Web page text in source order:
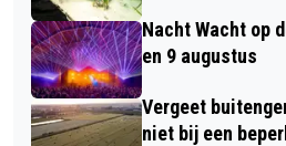
Nacht Wacht op
en 9 augustus
Vergeet
niet bij een